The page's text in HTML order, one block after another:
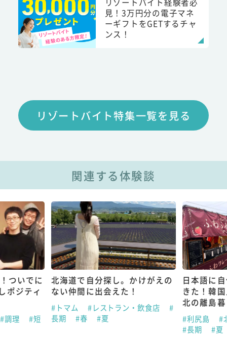
見！3万円分の電子マネ
ーギフトをGETするチャ
ンス！
リゾートバイト特集一覧を見る
関連する体験談
ついでに
ポジティ
#調理 #短
北海道で自分探し。かけがえの
ない仲間に出会えた！
#トマム #レストラン・飲食店
#
長期
#春 #夏
日本語に
きた！韓
北の離島
#利尻島
#
#長期
#夏